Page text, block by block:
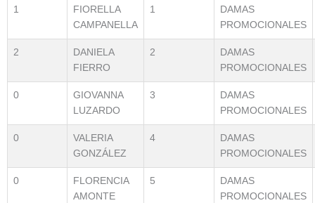
1
FIORELLA
CAMPANELLA
1
DAMAS
PROMOCIONALES
2
DANIELA
FIERRO
2
DAMAS
PROMOCIONALES
0
GIOVANNA
LUZARDO
3
DAMAS
PROMOCIONALES
0
VALERIA
GONZÁLEZ
4
DAMAS
PROMOCIONALES
0
FLORENCIA
AMONTE
5
DAMAS
PROMOCIONALES